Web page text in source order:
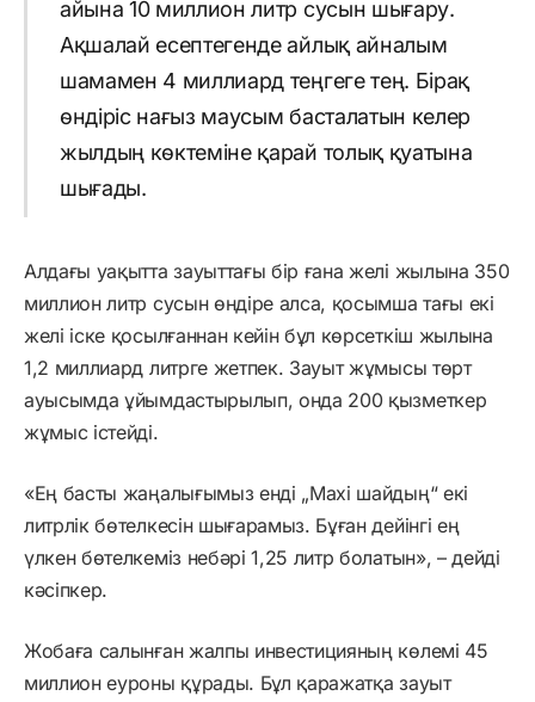
айына 10 миллион литр сусын шығару.
Ақшалай есептегенде айлық айналым
шамамен 4 миллиард теңгеге тең. Бірақ
өндіріс нағыз маусым басталатын келер
жылдың көктеміне қарай толық қуатына
шығады.
Алдағы уақытта зауыттағы бір ғана желі жылына 350
миллион литр сусын өндіре алса, қосымша тағы екі
желі іске қосылғаннан кейін бұл көрсеткіш жылына
1,2 миллиард литрге жетпек. Зауыт жұмысы төрт
ауысымда ұйымдастырылып, онда 200 қызметкер
жұмыс істейді.
«Ең басты жаңалығымыз енді „Maxi шайдың“ екі
литрлік бөтелкесін шығарамыз. Бұған дейінгі ең
үлкен бөтелкеміз небәрі 1,25 литр болатын», – дейді
кәсіпкер.
Жобаға салынған жалпы инвестицияның көлемі 45
миллион еуроны құрады. Бұл қаражатқа зауыт